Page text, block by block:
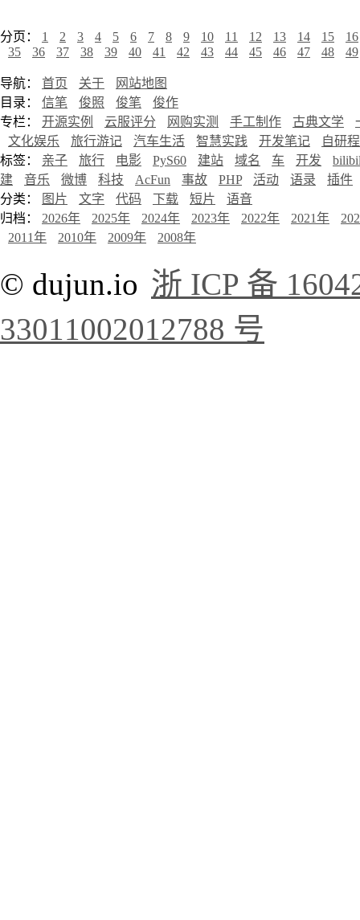
分页： 1 2 3 4 5 6 7 8 9 10 11 12 13 14 15
16
35
36 37 38 39 40 41 42 43 44 45 46 47 48 49
导航： 首页 关于
网站地图
目录： 信笔 俊照 俊笔
俊作
专栏： 开源实例 云服评分 网购实测 手工制作 古典文学
文化娱乐
旅行游记 汽车生活 智慧实践 开发笔记
自研
标签： 亲子 旅行 电影 PyS60 建站 域名 车 开发
建
音乐 微博 科技 AcFun 事故 PHP 活动 语录
插件
分类：
图片 文字 代码 下载 短片
语音
归档： 2026年 2025年 2024年 2023年 2022年 2021年
2011年
2010年 2009年 2008年
© dujun.io 浙 ICP 备
33011002012788 号